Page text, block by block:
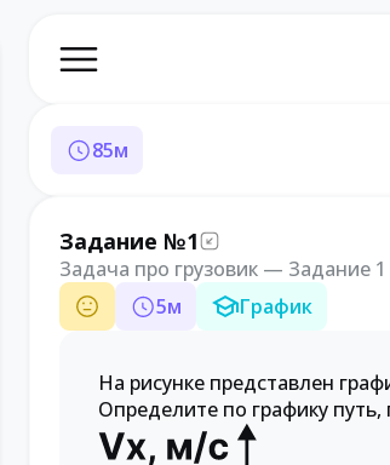
85м
Задание №1
Задача про грузовик —
5м График
На рисунке представлен
Определите по графику